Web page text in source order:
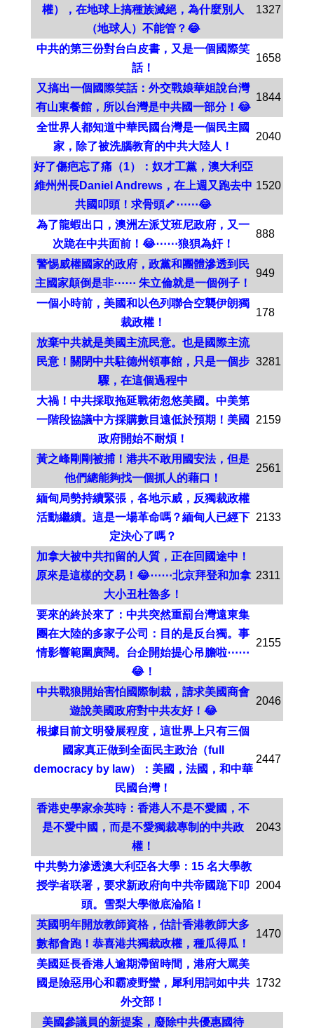
權），在地球上搞種族滅絕，為什麼別人
（地球人）不能管？😂
1327
中共的第三份對台白皮書，又是一個國際笑
話！
1658
又搞出一個國際笑話：外交戰娘華姐說台灣
有山東餐館，所以台灣是中共國一部分！😂
1844
全世界人都知道中華民國台灣是一個民主國
家，除了被洗腦教育的中共大陸人！
2040
好了傷疤忘了痛（1）：奴才工黨，澳大利亞
維州州長Daniel Andrews，在上週又跑去中
共國叩頭！求骨頭🦴⋯⋯😂
1520
為了龍蝦出口，澳洲左派艾班尼政府，又一
次跪在中共面前！😂⋯⋯狼狽為奸！
888
警惕威權國家的政府，政黨和團體滲透到民
主國家顛倒是非⋯⋯ 朱立倫就是一個例子！
949
一個小時前，美國和以色列聯合空襲伊朗獨
裁政權！
178
放棄中共就是美國主流民意。也是國際主流
民意！關閉中共駐德州領事館，只是一個步
驟，在這個過程中
3281
大禍！中共採取拖延戰術忽悠美國。中美第
一階段協議中方採購數目遠低於預期！美國
政府開始不耐煩！
2159
黃之峰剛剛被捕！港共不敢用國安法，但是
他們總能夠找一個抓人的藉口！
2561
緬甸局勢持續緊張，各地示威，反獨裁政權
活動繼續。這是一場革命嗎？緬甸人已經下
定決心了嗎？
2133
加拿大被中共扣留的人質，正在回國途中！
原來是這樣的交易！😂⋯⋯北京拜登和加拿
大小丑杜魯多！
2311
要來的終於來了：中共突然重罰台灣遠東集
團在大陸的多家子公司：目的是反台獨。事
情影響範圍廣闊。台企開始提心吊膽啦⋯⋯
😂！
2155
中共戰狼開始害怕國際制裁，請求美國商會
遊說美國政府對中共友好！😂
2046
根據目前文明發展程度，這世界上只有三個
國家真正做到全面民主政治（full
democracy by law）：美國，法國，和中華
民國台灣！
2447
香港史學家余英時：香港人不是不愛國，不
是不愛中國，而是不愛獨裁專制的中共政
權！
2043
中共勢力滲透澳大利亞各大學：15 名大學教
授学者联署，要求新政府向中共帝國跪下叩
頭。雪梨大學徹底淪陷！
2004
英國明年開放教師資格，估計香港教師大多
數都會跑！恭喜港共獨裁政權，種瓜得瓜！
1470
美國延長香港人逾期滯留時間，港府大罵美
國是險惡用心和霸凌野蠻，犀利用詞如中共
外交部！
1732
美國參議員的新提案，廢除中共優惠國待